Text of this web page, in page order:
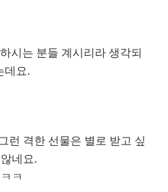
시는 분들 계시리라 생각되
데요.
런 격한 선물은 별로 받고 싶
네요.
ㅋㅋ